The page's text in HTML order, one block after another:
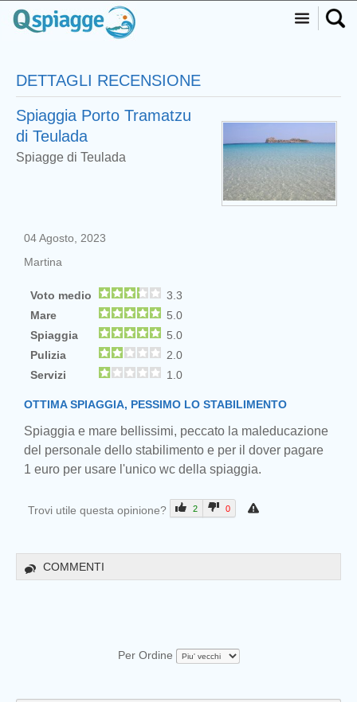
DETTAGLI RECENSIONE
Spiaggia Porto Tramatzu
di Teulada
Spiagge di Teulada
04 Agosto, 2023
Martina
Voto medio
3.3
Mare
5.0
Spiaggia
5.0
Pulizia
2.0
Servizi
1.0
OTTIMA SPIAGGIA, PESSIMO LO STABILIMENTO
Spiaggia e mare bellissimi, peccato la maleducazione
del personale dello stabilimento e per il dover pagare
1 euro per usare l'unico wc della spiaggia.
Trovi utile questa opinione? 2 0
COMMENTI
Per Ordine